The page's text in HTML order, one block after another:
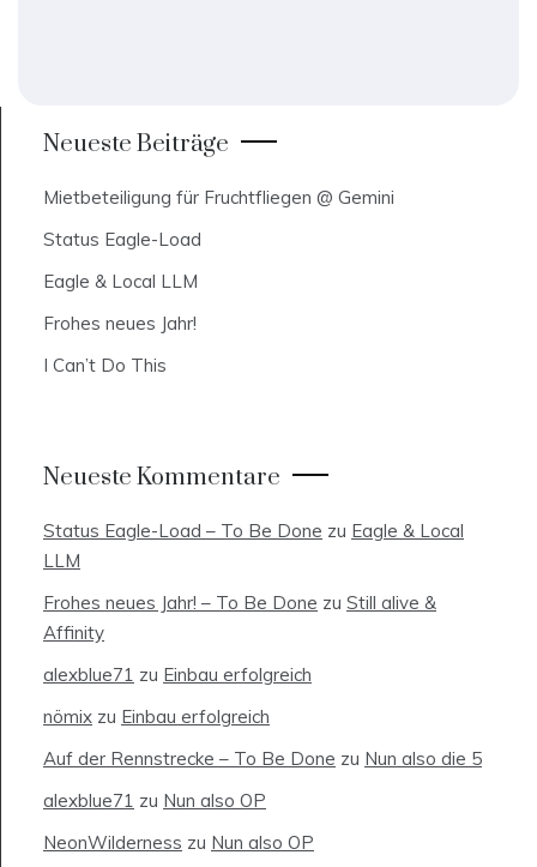
Neueste Beiträge
Mietbeteiligung für Fruchtfliegen @ Gemini
Status Eagle-Load
Eagle & Local LLM
Frohes neues Jahr!
I Can’t Do This
Neueste Kommentare
Status Eagle-Load – To Be Done zu Eagle & Local
LLM
Frohes neues Jahr! – To Be Done zu Still alive &
Affinity
alexblue71 zu Einbau erfolgreich
nömix zu Einbau erfolgreich
Auf der Rennstrecke – To Be Done zu Nun also die 5
alexblue71 zu Nun also OP
NeonWilderness zu Nun also OP